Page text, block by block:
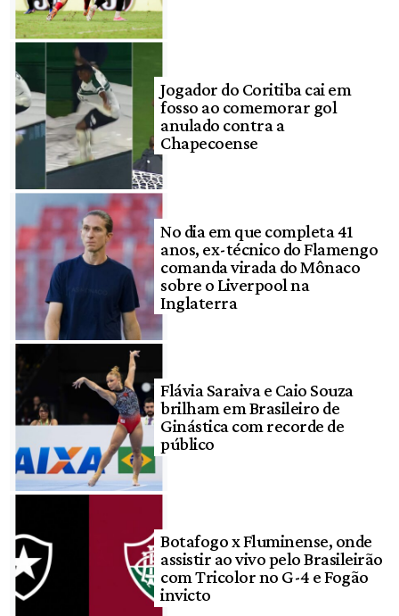
Jogador do Coritiba cai em
fosso ao comemorar gol
anulado contra a
Chapecoense
No dia em que completa 41
anos, ex-técnico do Flamengo
comanda virada do Mônaco
sobre o Liverpool na
Inglaterra
Flávia Saraiva e Caio Souza
brilham em Brasileiro de
Ginástica com recorde de
público
Botafogo x Fluminense, onde
assistir ao vivo pelo Brasileirão
com Tricolor no G-4 e Fogão
invicto